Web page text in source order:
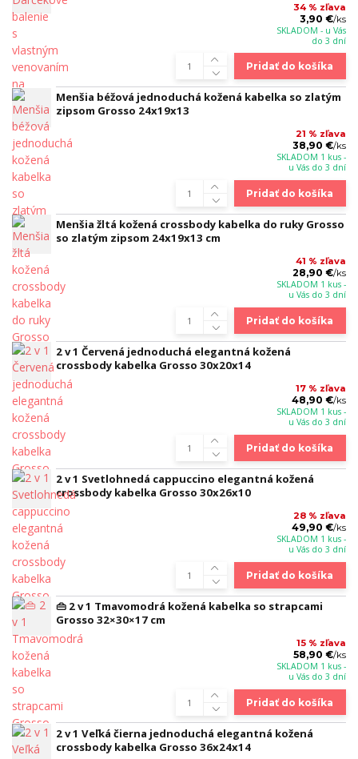
34 % zľava
3,90 €/ks
SKLADOM - u Vás
do 3 dní
Pridať do košíka
Menšia béžová jednoduchá kožená kabelka so zlatým
zipsom Grosso 24x19x13
21 % zľava
38,90 €/ks
SKLADOM 1 kus -
u Vás do 3 dní
Pridať do košíka
Menšia žltá kožená crossbody kabelka do ruky Grosso
so zlatým zipsom 24x19x13 cm
41 % zľava
28,90 €/ks
SKLADOM 1 kus -
u Vás do 3 dní
Pridať do košíka
2 v 1 Červená jednoduchá elegantná kožená
crossbody kabelka Grosso 30x20x14
17 % zľava
48,90 €/ks
SKLADOM 1 kus -
u Vás do 3 dní
Pridať do košíka
2 v 1 Svetlohnedá cappuccino elegantná kožená
crossbody kabelka Grosso 30x26x10
28 % zľava
49,90 €/ks
SKLADOM 1 kus -
u Vás do 3 dní
Pridať do košíka
👜 2 v 1 Tmavomodrá kožená kabelka so strapcami
Grosso 32×30×17 cm
15 % zľava
58,90 €/ks
SKLADOM 1 kus -
u Vás do 3 dní
Pridať do košíka
2 v 1 Veľká čierna jednoduchá elegantná kožená
crossbody kabelka Grosso 36x24x14